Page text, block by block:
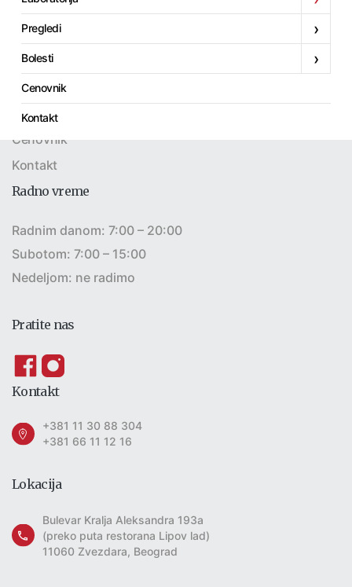
Pregledi ›
Bolesti ›
Cenovnik
Kontakt
Akcije
O nama
Laboratorija
Pregledi
Bolesti
Cenovnik
Kontakt
Radno vreme
Radnim danom: 7:00 – 20:00
Subotom: 7:00 – 15:00
Nedeljom: ne radimo
Pratite nas
Kontakt
+381 11 30 88 304
+381 66 11 12 16
Lokacija
Bulevar Kralja Aleksandra 193a
(preko puta restorana Lipov lad)
11060 Zvezdara, Beograd